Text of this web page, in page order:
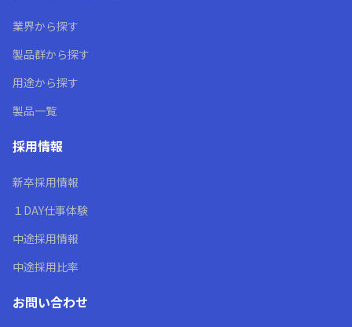
業界から探す
製品群から探す
用途から探す
製品一覧
採用情報
新卒採用情報
１DAY仕事体験
中途採用情報
中途採用比率
お問い合わせ